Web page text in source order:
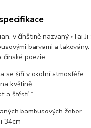
v čínštině nazvaný «Tai Ji
barvami a
čínské poezie:
se šíří v okolní atmosféře
květině
a štěstí “.
bambusových žeber
34cm